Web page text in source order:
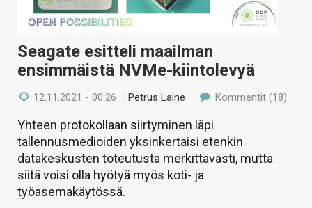
Seagate esitteli maailman
ensimmäistä NVMe-kiintolevyä
12.11.2021 - 00:26 /Petrus Laine Kommentit (18)
Yhteen protokollaan siirtyminen läpi
tallennusmedioiden yksinkertaisi etenkin
datakeskusten toteutusta merkittävästi, mutta
siitä voisi olla hyötyä myös koti- ja
työasemakäytössä.